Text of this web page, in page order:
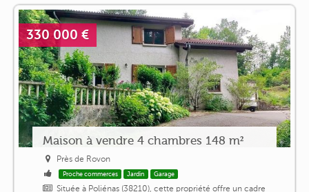
330 000 €
Maison à vendre 4 chambres 148 m²
Près de Rovon
Proche commerces Jardin Garage
Située à Poliénas (38210), cette propriété offre un cadre